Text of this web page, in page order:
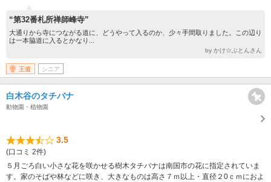
“第32番札所禅師峰寺”
大通りから寺につながる道に、どうやって入るのか、少々手間取りました。この辺り
は一本脇道に入るとかなり...
by かけ☆ぶとんさん
王道 シニア
白木谷のタチバナ
動物園・植物園
3.5
(口コミ 2件)
５月ごろ白い小さな花を咲かせる樹木タチバナは南国市の花に指定されていま
す。家のそばや林などに咲き、大きなものは高さ７ｍ以上・直径２0ｃｍにおよ